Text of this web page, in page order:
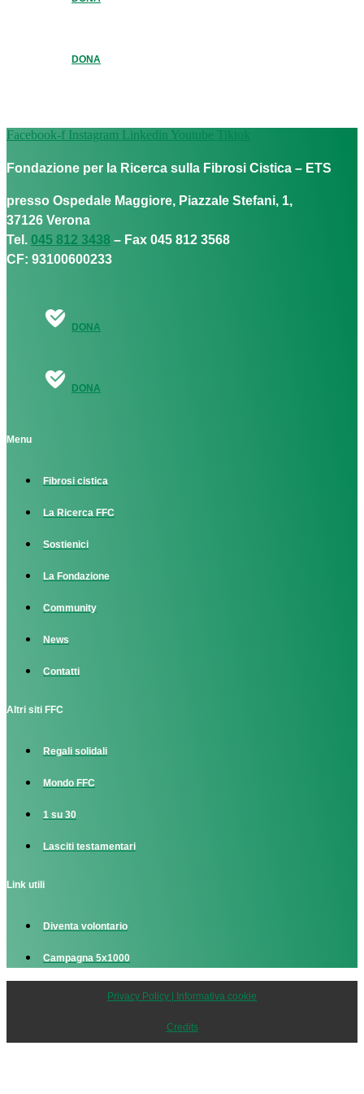
DONA
Facebook-f Instagram Linkedin Youtube Tiktok
Fondazione per la Ricerca sulla Fibrosi Cistica – ETS
presso Ospedale Maggiore, Piazzale Stefani, 1,
37126 Verona
Tel. 045 812 3438 – Fax 045 812 3568
CF: 93100600233
DONA
DONA
Menu
Fibrosi cistica
La Ricerca FFC
Sostienici
La Fondazione
Community
News
Contatti
Altri siti FFC
Regali solidali
Mondo FFC
1 su 30
Lasciti testamentari
Link utili
Diventa volontario
Campagna 5x1000
Privacy Policy | Informativa cookie
Credits